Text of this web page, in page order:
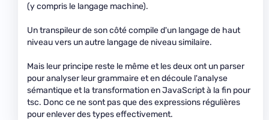
(y compris le langage machine).
Un transpileur de son côté compile d'un langage de haut
niveau vers un autre langage de niveau similaire.
Mais leur principe reste le même et les deux ont un parser
pour analyser leur grammaire et en découle l'analyse
sémantique et la transformation en JavaScript à la fin pour
tsc. Donc ce ne sont pas que des expressions régulières
pour enlever des types effectivement.